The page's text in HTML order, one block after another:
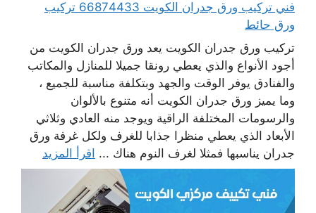
فني تركيب ورق جدران الكويت 66874433 تركيب
ورق حائط
تركيب ورق جدران الكويت يعد ورق جدران الكويت من
أجود الأنواع والذي يعطي رونقا جميلا للمنازل والمكاتب
والفنادق يوفر الوقت والجهد وبتكلفة مناسبة للجميع ،
وما يميز ورق جدران الكويت أنه متنوع بالألوان
والرسومات المختلفة الراقية ويوجد منه العادي وثلاثي
الأبعاد الذي يعطي منظرا جذابا للغرف ولكل غرفة ورق
جدران يناسبها فمثلا لغرف النوم هناك ... اقرأ المزيد